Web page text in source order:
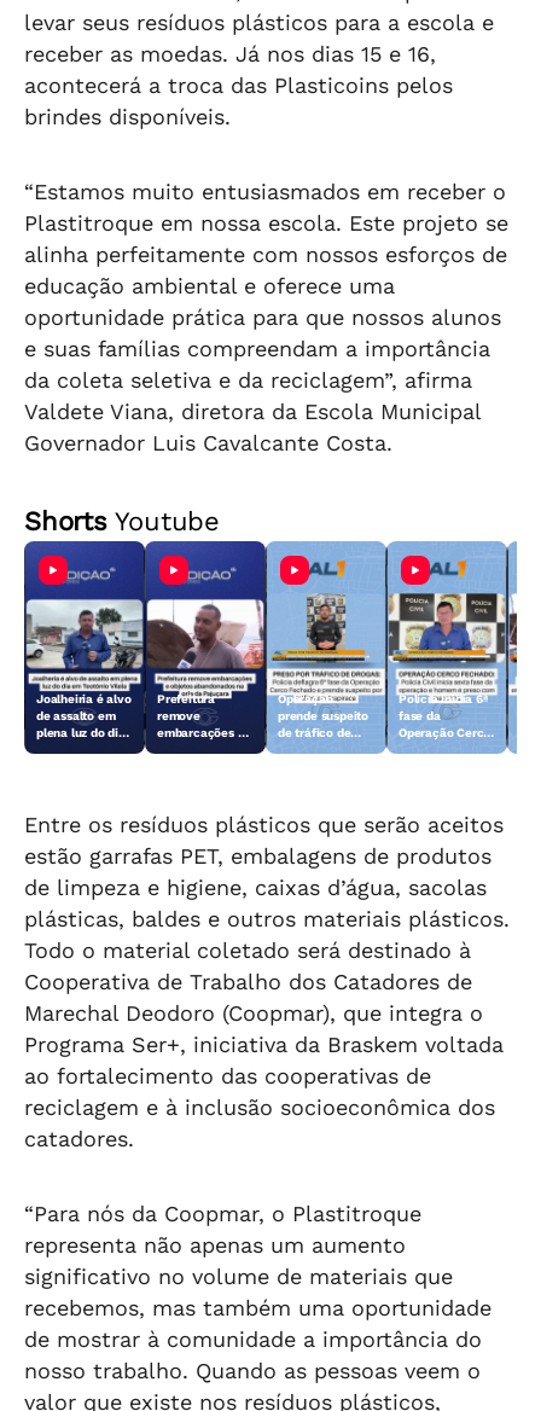
levar seus resíduos plásticos para a escola e
receber as moedas. Já nos dias 15 e 16,
acontecerá a troca das Plasticoins pelos
brindes disponíveis.
“Estamos muito entusiasmados em receber o
Plastitroque em nossa escola. Este projeto se
alinha perfeitamente com nossos esforços de
educação ambiental e oferece uma
oportunidade prática para que nossos alunos
e suas famílias compreendam a importância
da coleta seletiva e da reciclagem”, afirma
Valdete Viana, diretora da Escola Municipal
Governador Luis Cavalcante Costa.
ShortsYoutube
Joalheiria é alvo
de assalto em
plena luz do dia
Prefeitura
remove
embarcações e
Operação
prende suspeito
de tráfico de
Polícia inicia 6ª
fase da
Operação Cerco
Entre os resíduos plásticos que serão aceitos
estão garrafas PET, embalagens de produtos
de limpeza e higiene, caixas d’água, sacolas
plásticas, baldes e outros materiais plásticos.
Todo o material coletado será destinado à
Cooperativa de Trabalho dos Catadores de
Marechal Deodoro (Coopmar), que integra o
Programa Ser+, iniciativa da Braskem voltada
ao fortalecimento das cooperativas de
reciclagem e à inclusão socioeconômica dos
catadores.
“Para nós da Coopmar, o Plastitroque
representa não apenas um aumento
significativo no volume de materiais que
recebemos, mas também uma oportunidade
de mostrar à comunidade a importância do
nosso trabalho. Quando as pessoas veem o
valor que existe nos resíduos plásticos,